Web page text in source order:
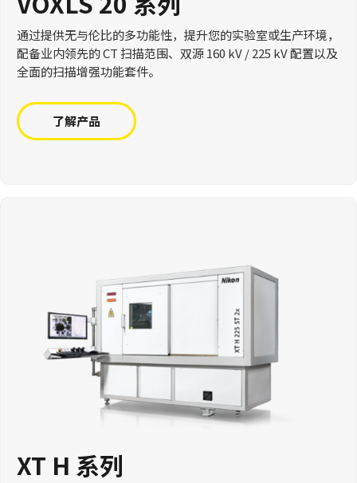
通过提供无与伦比的多功能性，提升您的实验室或生产环境，
配备业内领先的 CT 扫描范围、双源 160 kV / 225 kV 配置以及
全面的扫描增强功能套件。
了解产品
XT H 系列